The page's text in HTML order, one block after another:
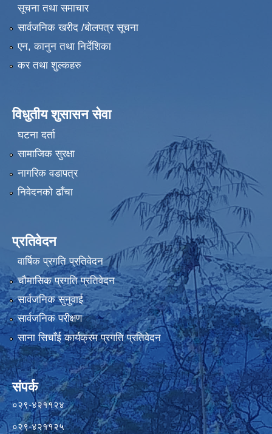
सूचना तथा समाचार
सार्वजनिक खरीद /बोलपत्र सूचना
एन, कानुन तथा निर्देशिका
कर तथा शुल्कहरु
विधुतीय शुसासन सेवा
घटना दर्ता
सामाजिक सुरक्षा
नागरिक वडापत्र
निवेदनको ढाँचा
प्रतिवेदन
वार्षिक प्रगति प्रतिवेदन
चौमासिक प्रगति प्रतिवेदन
सार्वजनिक सुनुवाई
सार्वजनिक परीक्षण
साना सिचाँई कार्यक्रम प्रगति प्रतिवेदन
संपर्क
०२९-४२११२४
०२९-४२११२५